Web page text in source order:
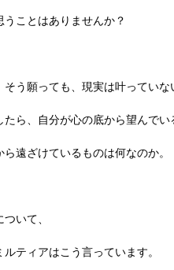
うことはありませんか？
そう願っても、現実は叶っていな
たら、自分が心の底から望んで
ら遠ざけているものは何なのか。
いて、
ルティアはこう言っています。